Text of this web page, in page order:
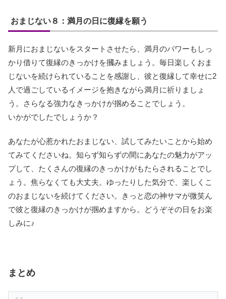
おまじない８：満月の日に復縁を願う
新月におまじないをスタートさせたら、満月のパワーもしっ
かり借りて復縁のきっかけを摑みましょう。毎日楽しくおま
じないを続けられていることを感謝し、彼と復縁して幸せに2
人で過ごしているイメージを抱きながら満月に祈りましょ
う。さらなる強力なきっかけが掴めることでしょう。
いかがでしたでしょうか？
あなたが心惹かれたおまじない、試してみたいことから始め
てみてくださいね。知らず知らずの間にあなたの魅力がアッ
プして、たくさんの復縁のきっかけがもたらされることでし
ょう。焦らなくても大丈夫。ゆったりした気分で、楽しくこ
のおまじないを続けてください。きっと恋の神サマが微笑ん
で彼と復縁のきっかけが掴めますから。どうぞその日をお楽
しみに♪
まとめ